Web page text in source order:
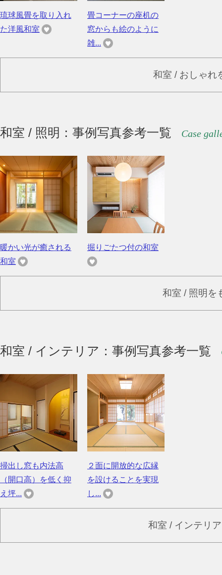
琉球風畳を取り入れ
た洋風和室
畳コーナーの座机の
窓からも絵のように
雑...
和室 / おしゃれ
和室 / 照明：事例写真参考一覧 Case
暖かい光が癒される
和室
掘りごたつ付の和室
和室 / 照明を
和室 / インテリア：事例写真参考一覧
掃出し窓も内法高
（開口高）を低く抑
え坪...
２面に開放的な広縁
を設けることを実現
し...
和室 / インテリ